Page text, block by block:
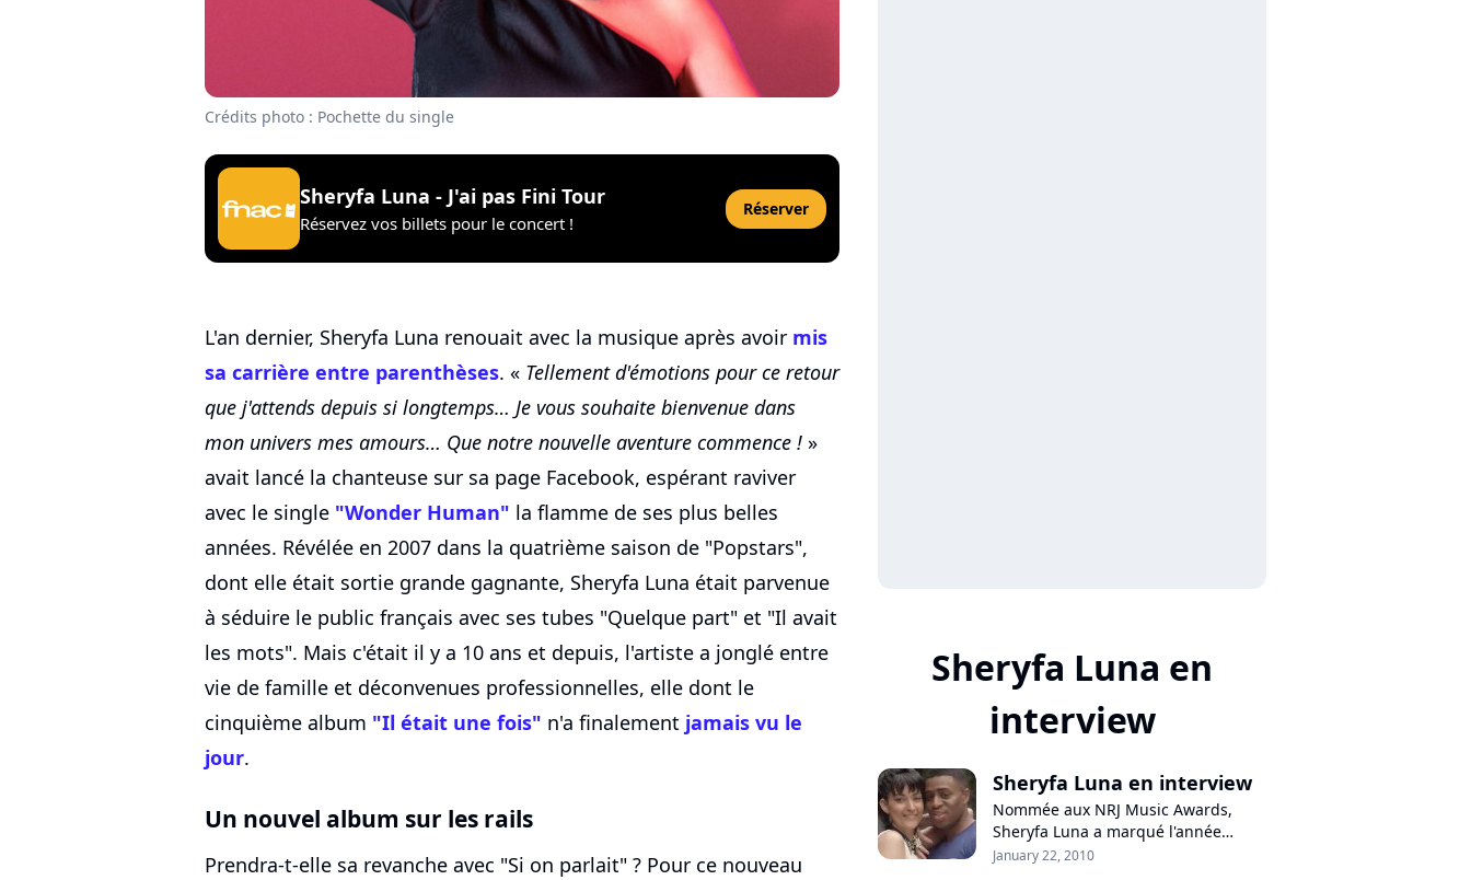
Crédits photo : Pochette du single
Sheryfa Luna - J'ai pas Fini Tour
Réservez vos billets pour le concert !
Réserver
L'an dernier, Sheryfa Luna renouait avec la musique après avoir mis
sa carrière entre parenthèses. « Tellement d'émotions pour ce retour
que j'attends depuis si longtemps… Je vous souhaite bienvenue dans
mon univers mes amours… Que notre nouvelle aventure commence ! »
avait lancé la chanteuse sur sa page Facebook, espérant raviver
avec le single "Wonder Human" la flamme de ses plus belles
années. Révélée en 2007 dans la quatrième saison de "Popstars",
dont elle était sortie grande gagnante, Sheryfa Luna était parvenue
à séduire le public français avec ses tubes "Quelque part" et "Il avait
les mots". Mais c'était il y a 10 ans et depuis, l'artiste a jonglé entre
vie de famille et déconvenues professionnelles, elle dont le
cinquième album "Il était une fois" n'a finalement jamais vu le
jour.
Un nouvel album sur les rails
Prendra-t-elle sa revanche avec "Si on parlait" ? Pour ce nouveau
Sheryfa Luna en
interview
Sheryfa Luna en interview
Nommée aux NRJ Music Awards,
Sheryfa Luna a marqué l'année
écoulée avec trois tubes et un
January 22, 2010